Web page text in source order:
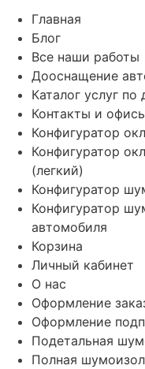
Главная
Блог
Все наши работы
Дооснащение
Каталог услуг
Контакты и
Конфигуратор
Конфигуратор
(легкий)
Конфигуратор
Конфигуратор
автомобиля
Корзина
Личный кабинет
О нас
Оформление
Оформление
Подетальная
Полная